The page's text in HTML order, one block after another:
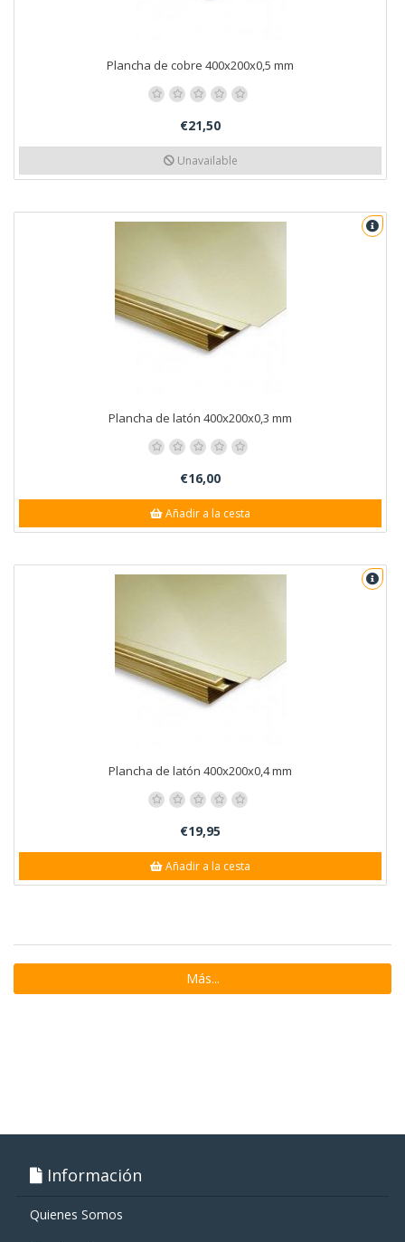
Plancha de cobre 400x200x0,5 mm
€21,50
Unavailable
Plancha de latón 400x200x0,3 mm
€16,00
Añadir a la cesta
Plancha de latón 400x200x0,4 mm
€19,95
Añadir a la cesta
Más...
Información
Quienes Somos